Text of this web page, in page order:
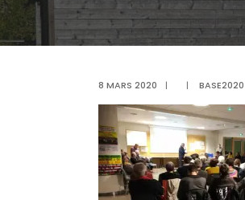
8 MARS 2020 | | BASE2020